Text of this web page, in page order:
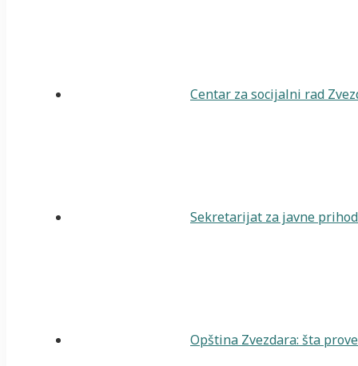
Centar za socijalni rad
Sekretarijat za javne
Opština Zvezdara: šta